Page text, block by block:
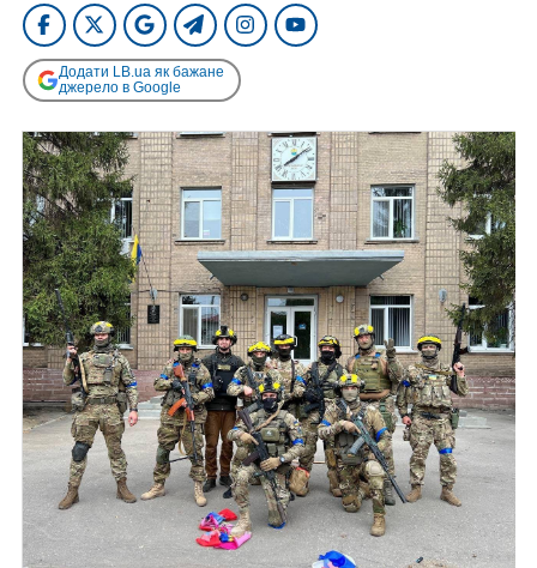
Додати LB.ua як бажане
джерело в Google